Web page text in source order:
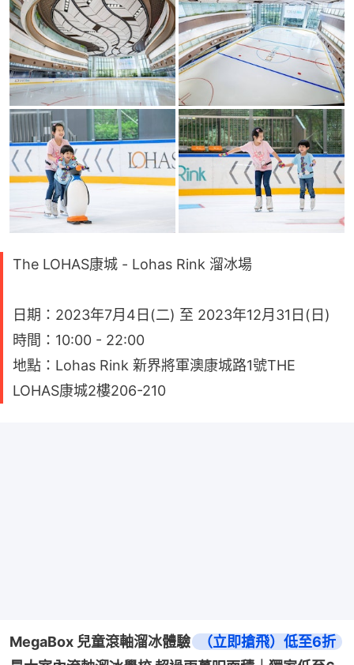
The LOHAS康城 - Lohas Rink 溜冰場
日期：2023年7月4日(二) 至 2023年12月31日(日)
時間：10:00 - 22:00
地點：Lohas Rink 新界將軍澳康城路1號THE
LOHAS康城2樓206-210
MegaBox 兒童滾軸溜冰體驗
（立即搶飛）低至6折